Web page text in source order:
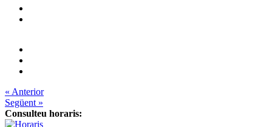
« Anterior
Següent »
Consulteu horaris: